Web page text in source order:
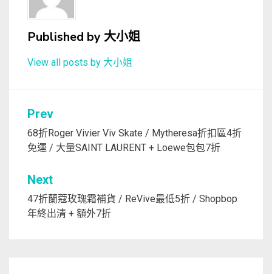
Published by大小姐
View all posts by 大小姐
文
章
導
覽
Prev
68折Roger Vivier Viv Skate / Mytheresa折扣區4折
免運 / 大量SAINT LAURENT + Loewe包包7折
Next
47折蘭蔻玫瑰霜補貨 / ReVive最低5折 / Shopbop
年終出清 + 額外7折